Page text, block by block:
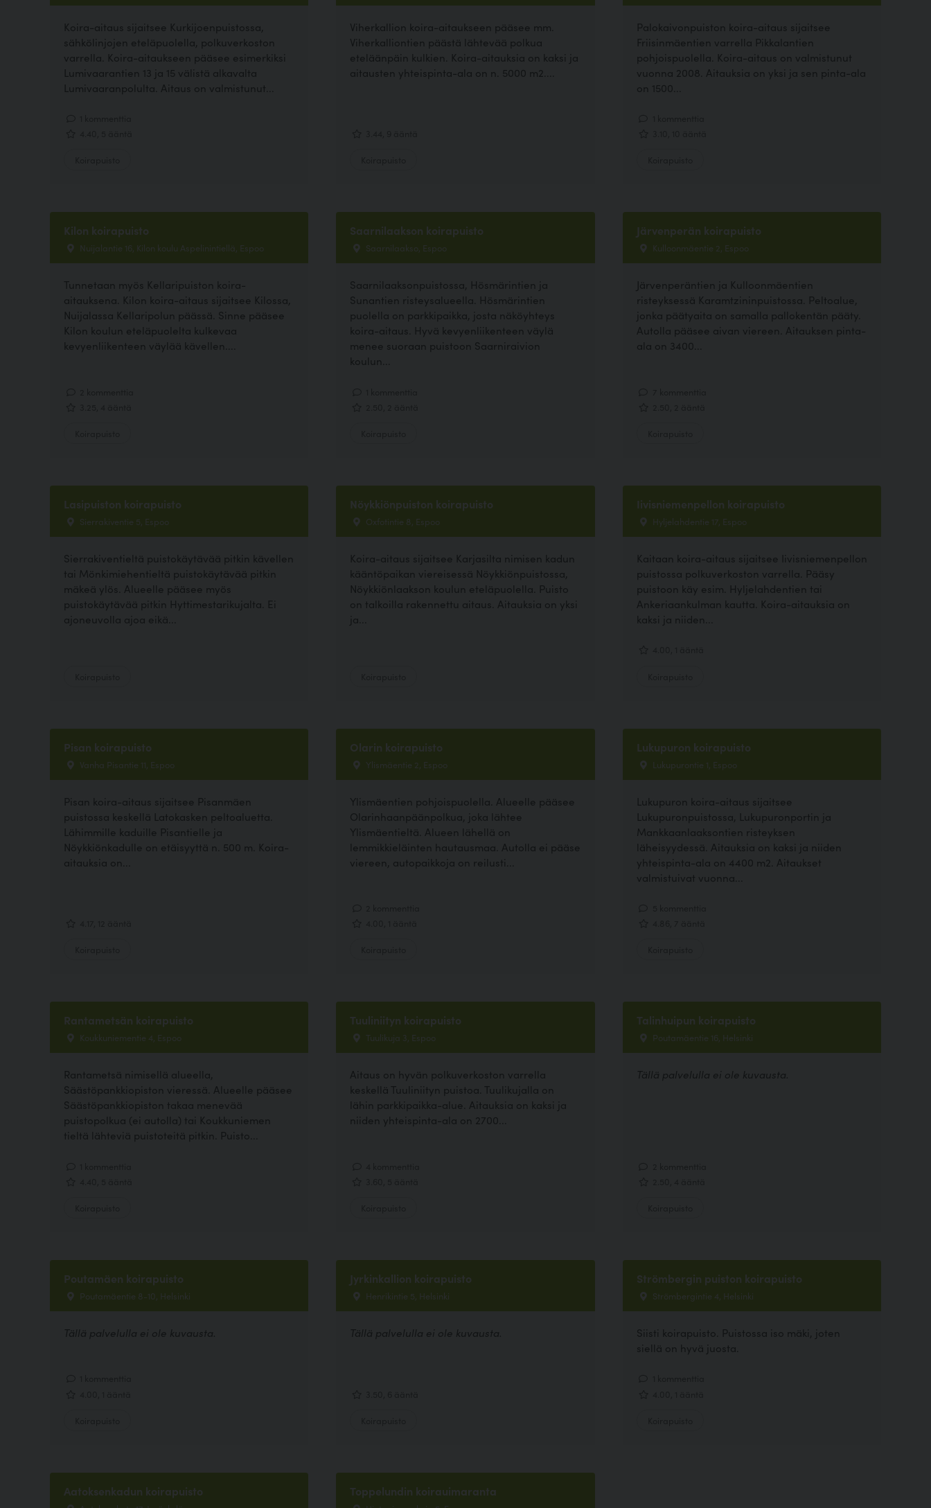
Koira-aitaus sijaitsee Kurkijoenpuistossa,
sähkölinjojen eteläpuolella, polkuverkoston
varrella. Koira-aitaukseen pääsee esimerkiksi
Lumivaarantien 13 ja 15 välistä alkavalta
Lumivaaranpolulta. Aitaus on valmistunut...
Viherkallion koira-aitaukseen pääsee mm.
Viherkalliontien päästä lähtevää polkua
eteläänpäin kulkien. Koira-aitauksia on kaksi ja
aitausten yhteispinta-ala on n. 5000 m2....
Palokaivonpuiston koira-aitaus sijaitsee
Friisinmäentien varrella Pikkalantien
pohjoispuolella. Koira-aitaus on valmistunut
vuonna 2008. Aitauksia on yksi ja sen pinta-ala
on 1500...
Kilon koirapuisto
Nuijalantie 16, Kilon koulu Aspelinintiellä, Espoo
Tunnetaan myös Kellaripuiston koira-
aitauksena. Kilon koira-aitaus sijaitsee Kilossa,
Nuijalassa Kellaripolun päässä. Sinne pääsee
Kilon koulun eteläpuolelta kulkevaa
kevyenliikenteen väylää kävellen....
Saarnilaakson koirapuisto
Saarnilaakso, Espoo
Saarnilaaksonpuistossa, Hösmärintien ja
Sunantien risteysalueella. Hösmärintien
puolella on parkkipaikka, josta näköyhteys
koira-aitaus. Hyvä kevyenliikenteen väylä
menee suoraan puistoon Saarniraivion
koulun...
Järvenperän koirapuisto
Kulloonmäentie 2, Espoo
Järvenperäntien ja Kulloonmäentien
risteyksessä Karamtzininpuistossa. Peltoalue,
jonka päätyaita on samalla pallokentän pääty.
Autolla pääsee aivan viereen. Aitauksen pinta-
ala on 3400...
Lasipuiston koirapuisto
Sierrakiventie 5, Espoo
Sierrakiventieltä puistokäytävää pitkin kävellen
tai Mönkimiehentieltä puistokäytävää pitkin
mäkeä ylös. Alueelle pääsee myös
puistokäytävää pitkin Hyttimestarikujalta. Ei
ajoneuvolla ajoa eikä...
Nöykkiönpuiston koirapuisto
Oxfotintie 8, Espoo
Koira-aitaus sijaitsee Karjasilta nimisen kadun
kääntöpaikan viereisessä Nöykkiönpuistossa,
Nöykkiönlaakson koulun eteläpuolella. Puisto
on talkoilla rakennettu aitaus. Aitauksia on yksi
ja...
Iivisniemenpellon koirapuisto
Hyljelahdentie 17, Espoo
Kaitaan koira-aitaus sijaitsee Iivisniemenpellon
puistossa polkuverkoston varrella. Pääsy
puistoon käy esim. Hyljelahdentien tai
Ankeriaankulman kautta. Koira-aitauksia on
kaksi ja niiden...
Pisan koirapuisto
Vanha Pisantie 11, Espoo
Pisan koira-aitaus sijaitsee Pisanmäen
puistossa keskellä Latokasken peltoaluetta.
Lähimmille kaduille Pisantielle ja
Nöykkiönkadulle on etäisyyttä n. 500 m. Koira-
aitauksia on...
Olarin koirapuisto
Ylismäentie 2, Espoo
Ylismäentien pohjoispuolella. Alueelle pääsee
Olarinhaanpäänpolkua, joka lähtee
Ylismäentieltä. Alueen lähellä on
lemmikkieläinten hautausmaa. Autolla ei pääse
viereen, autopaikkoja on reilusti...
Lukupuron koirapuisto
Lukupurontie 1, Espoo
Lukupuron koira-aitaus sijaitsee
Lukupuronpuistossa, Lukupuronportin ja
Mankkaanlaaksontien risteyksen
läheisyydessä. Aitauksia on kaksi ja niiden
yhteispinta-ala on 4400 m2. Aitaukset
valmistuivat vuonna...
Rantametsän koirapuisto
Koukkuniementie 4, Espoo
Rantametsä nimisellä alueella,
Säästöpankkiopiston vieressä. Alueelle pääsee
Säästöpankkiopiston takaa menevää
puistopolkua (ei autolla) tai Koukkuniemen
tieltä lähteviä puistoteitä pitkin. Puisto...
Tuuliniityn koirapuisto
Tuulikuja 3, Espoo
Aitaus on hyvän polkuverkoston varrella
keskellä Tuuliniityn puistoa. Tuulikujalla on
lähin parkkipaikka-alue. Aitauksia on kaksi ja
niiden yhteispinta-ala on 2700...
Talinhuipun koirapuisto
Poutamäentie 16, Helsinki
Tällä palvelulla ei ole kuvausta.
Poutamäen koirapuisto
Poutamäentie 8-10, Helsinki
Tällä palvelulla ei ole kuvausta.
Jyrkinkallion koirapuisto
Henrikintie 5, Helsinki
Tällä palvelulla ei ole kuvausta.
Strömbergin puiston koirapuisto
Strömbergintie 4, Helsinki
Siisti koirapuisto. Puistossa iso mäki, joten
siellä on hyvä juosta.
Aatoksenkadun koirapuisto Toppelundin koirauimaranta